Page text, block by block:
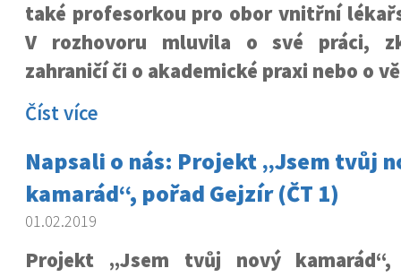
také profesorkou pro obor vnitřní
V rozhovoru mluvila o své práci,
zahraničí či o akademické praxi nebo o
Číst více
Napsali o nás: Projekt „Jsem tvůj
kamarád“, pořad Gejzír (ČT 1)
01.02.2019
Projekt „Jsem tvůj nový kamarád“,